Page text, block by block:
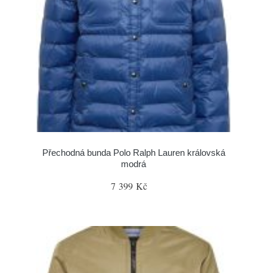
Přechodná bunda Polo Ralph Lauren královská
modrá
7 399 Kč